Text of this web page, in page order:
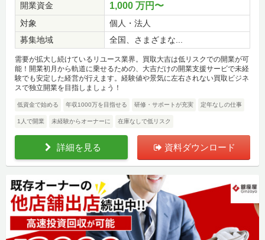
開業資金
1,000 万円〜
対象
個人・法人
募集地域
全国、さまざまな...
需要が拡大し続けているリユース業界。買取大吉は低リスクでの開業が可
能！開業初月から軌道に乗せるための、大吉だけの開業支援サービで未経
験でも安定した経営が行えます。経験値や景気に左右されない買取ビジネ
スで独立開業を目指しましょう！
低資金で始める 年収1000万を目指せる 研修・サポートが充実 定年なしの仕事
1人で開業 未経験からオーナーに 在庫なしで低リスク
詳細を見る 資料ダウンロード